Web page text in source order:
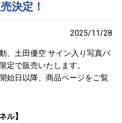
決定！
2025/11/28
、土田優空 サイン入り写真パ
定で販売いたします。
始日以降、商品ページをご覧
ル】